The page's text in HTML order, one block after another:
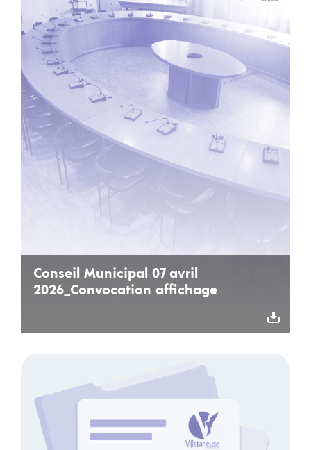
Conseil Municipal 07 avril
2026_Convocation affichage